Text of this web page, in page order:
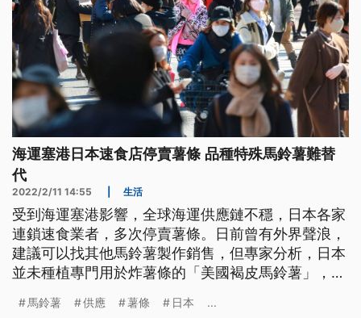
海運塞港日本速食店停賣薯條 品種特殊馬鈴薯難替
代
2022/2/11 14:55 生活
受到海運塞港影響，全球海運供應鏈不穩，日本各家
連鎖速食業者，多次停賣薯條。日前曾有外界聲浪，
建議可以找其他馬鈴薯製作銷售，但專家分析，日本
並未種植專門用於炸薯條的「美國褐皮馬鈴薯」，很
馬鈴薯 供應 薯條 日本 ...